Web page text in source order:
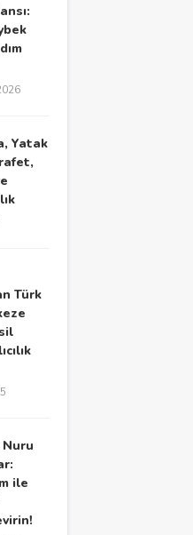
Yatak
Türk
Nuru
ile